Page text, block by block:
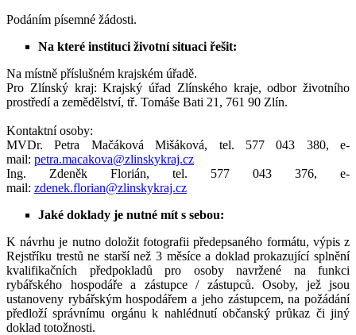
Podáním písemné žádosti.
Na které instituci životní situaci řešit:
Na místně příslušném krajském úřadě.
Pro Zlínský kraj: Krajský úřad Zlínského kraje, odbor životního
prostředí a zemědělství, tř. Tomáše Bati 21, 761 90 Zlín.
Kontaktní osoby:
MVDr. Petra Mačáková Mišáková, tel. 577 043 380, e-
mail: petra.macakova@zlinskykraj.cz
Ing. Zdeněk Florián, tel. 577 043 376, e-
mail: zdenek.florian@zlinskykraj.cz
Jaké doklady je nutné mít s sebou:
K návrhu je nutno doložit fotografii předepsaného formátu, výpis z
Rejstříku trestů ne starší než 3 měsíce a doklad prokazující splnění
kvalifikačních předpokladů pro osoby navržené na funkci
rybářského hospodáře a zástupce / zástupců. Osoby, jež jsou
ustanoveny rybářským hospodářem a jeho zástupcem, na požádání
předloží správnímu orgánu k nahlédnutí občanský průkaz či jiný
doklad totožnosti.